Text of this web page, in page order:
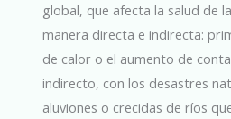
global, que afecta la salud de
manera directa e indirecta:
de calor o el aumento de
indirecto, con los desastres
aluviones o crecidas de ríos